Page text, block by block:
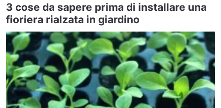
3 cose da sapere prima di installare una
fioriera rialzata in giardino